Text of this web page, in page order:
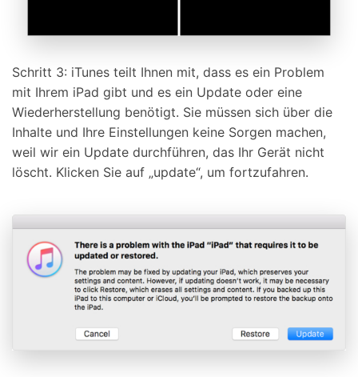
Schritt 3: iTunes teilt Ihnen mit, dass es ein Problem
mit Ihrem iPad gibt und es ein Update oder eine
Wiederherstellung benötigt. Sie müssen sich über die
Inhalte und Ihre Einstellungen keine Sorgen machen,
weil wir ein Update durchführen, das Ihr Gerät nicht
löscht. Klicken Sie auf „update“, um fortzufahren.